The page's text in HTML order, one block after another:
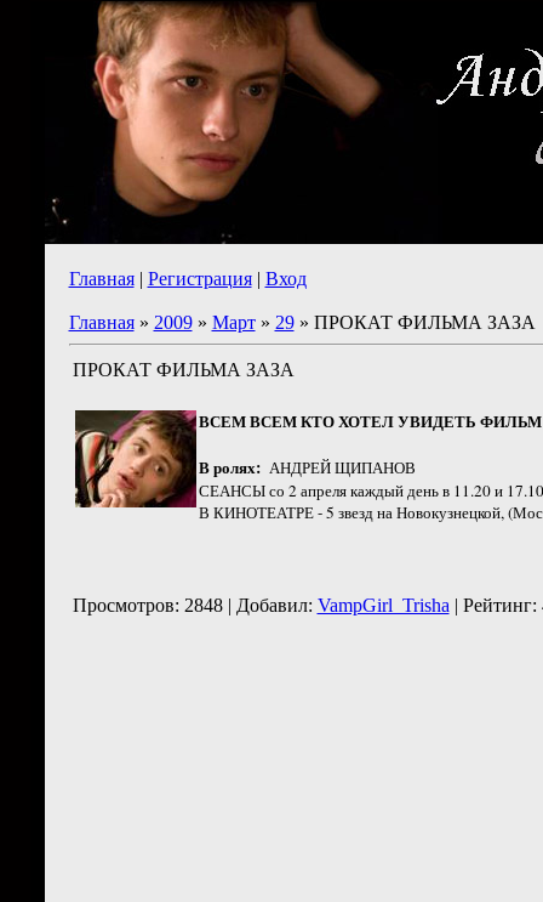
Главная| Регистрация| Вход
Главная» 2009 » Март » 29» ПРОКАТ ФИЛЬМА ЗАЗА
ПРОКАТ ФИЛЬМА ЗАЗА
ВСЕМ ВСЕМ КТО ХОТЕЛ УВИДЕТЬ ФИЛЬМ
В ролях:АНДРЕЙ ЩИПАНОВ
СЕАНСЫ со 2 апреля каждый день в 11.20 и 17.10
В КИНОТЕАТРЕ - 5 звезд на Новокузнецкой,
Просмотров: 2848 | Добавил: VampGirl_Trisha |